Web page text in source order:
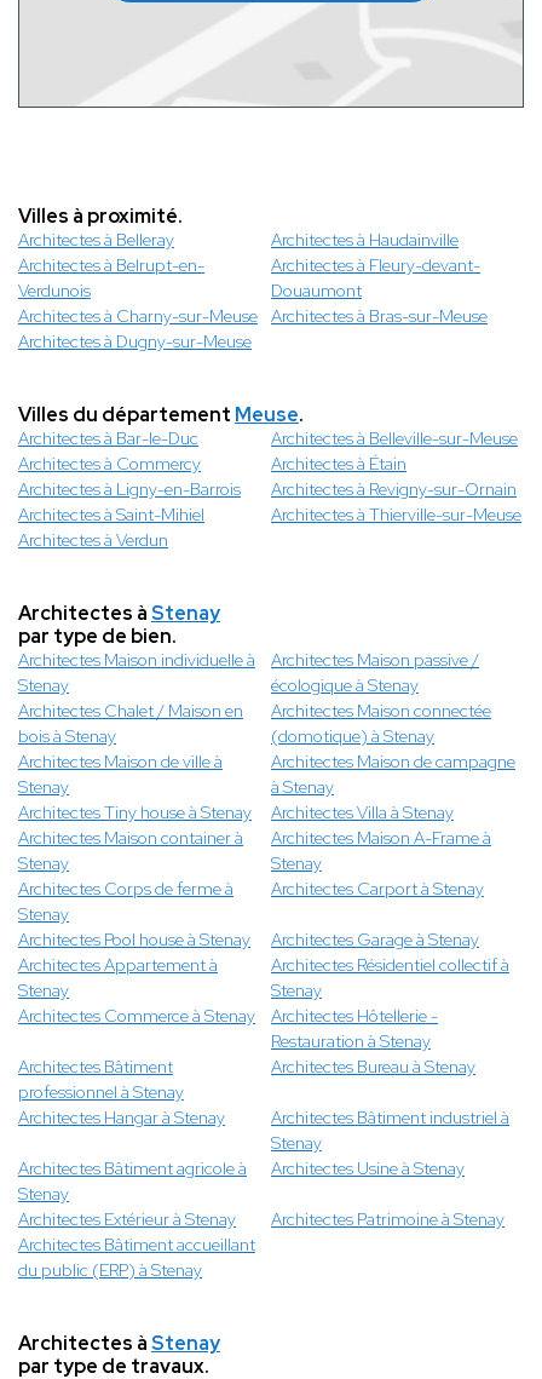
Villes à proximité.
Architectes à Belleray
Architectes à Haudainville
Architectes à Belrupt-en-
Verdunois
Architectes à Fleury-devant-
Douaumont
Architectes à Charny-sur-Meuse
Architectes à Bras-sur-Meuse
Architectes à Dugny-sur-Meuse
Villes du département Meuse.
Architectes à Bar-le-Duc
Architectes à Belleville-sur-Meuse
Architectes à Commercy
Architectes à Étain
Architectes à Ligny-en-Barrois
Architectes à Revigny-sur-Ornain
Architectes à Saint-Mihiel
Architectes à Thierville-sur-Meuse
Architectes à Verdun
Architectes àStenay
par type de bien.
Architectes Maison individuelle à
Stenay
Architectes Maison passive /
écologique à Stenay
Architectes Chalet / Maison en
bois à Stenay
Architectes Maison connectée
(domotique) à Stenay
Architectes Maison de ville à
Stenay
Architectes Maison de campagne
à Stenay
Architectes Tiny house à Stenay
Architectes Villa à Stenay
Architectes Maison container à
Stenay
Architectes Maison A-Frame à
Stenay
Architectes Corps de ferme à
Stenay
Architectes Carport à Stenay
Architectes Pool house à Stenay
Architectes Garage à Stenay
Architectes Appartement à
Stenay
Architectes Résidentiel collectif à
Stenay
Architectes Commerce à Stenay
Architectes Hôtellerie -
Restauration à Stenay
Architectes Bâtiment
professionnel à Stenay
Architectes Bureau à Stenay
Architectes Hangar à Stenay
Architectes Bâtiment industriel à
Stenay
Architectes Bâtiment agricole à
Stenay
Architectes Usine à Stenay
Architectes Extérieur à Stenay
Architectes Patrimoine à Stenay
Architectes Bâtiment accueillant
du public (ERP) à Stenay
Architectes àStenay
par type de travaux.